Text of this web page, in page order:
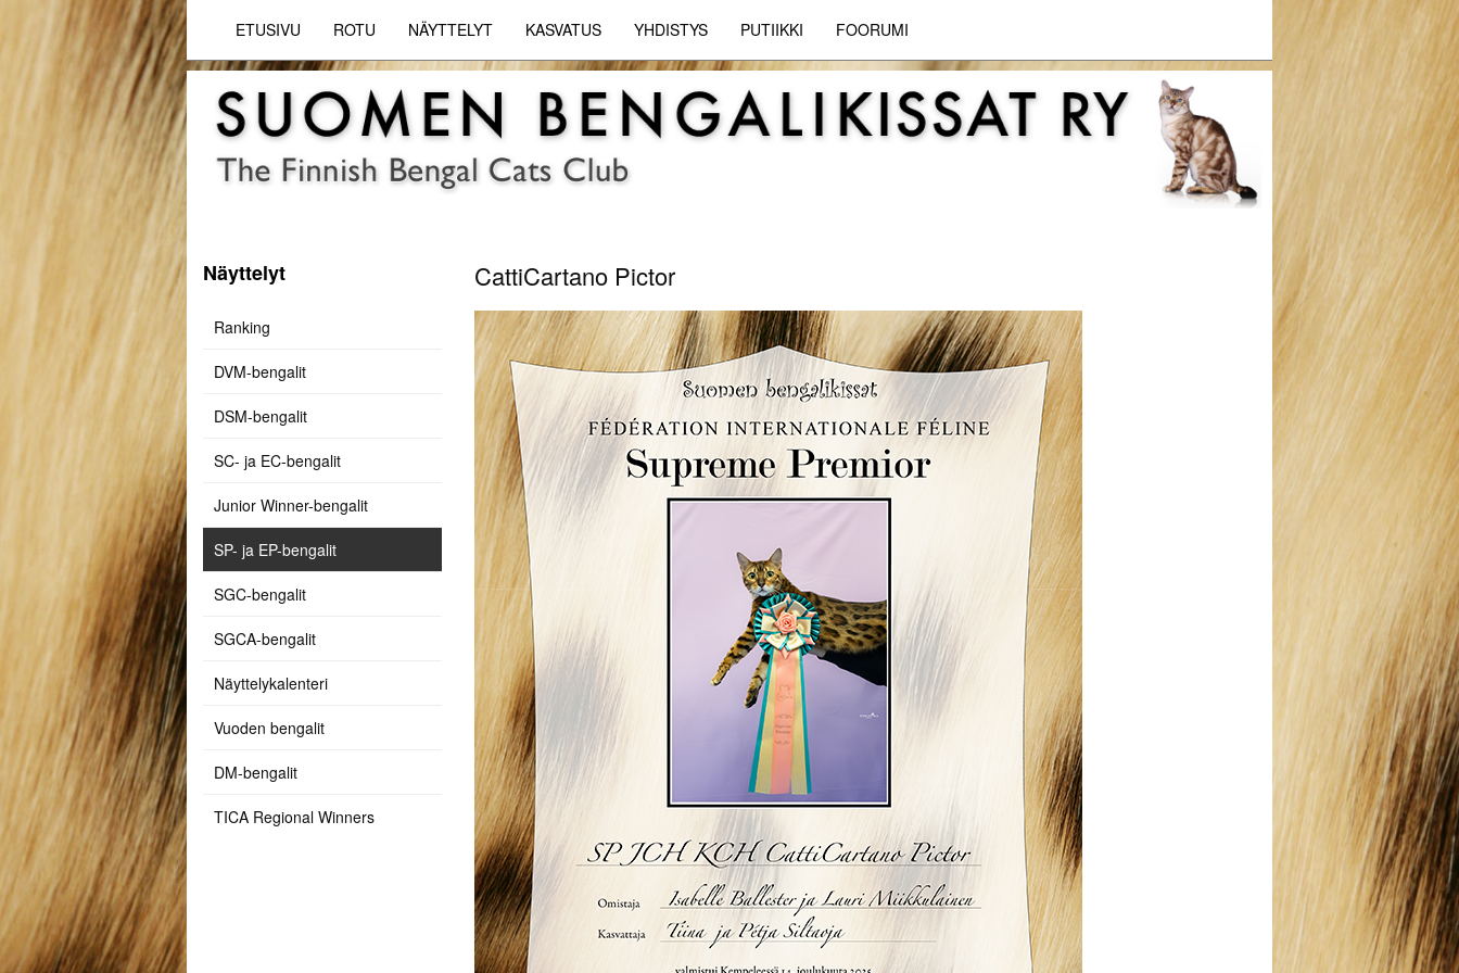
ETUSIVU ROTU NÄYTTELYT KASVATUS YHDISTYS PUTIIKKI FOORUMI
CattiCartano Pictor
Näyttelyt
Ranking
DVM-bengalit
DSM-bengalit
SC- ja EC-bengalit
Junior Winner-bengalit
SP- ja EP-bengalit
SGC-bengalit
SGCA-bengalit
Näyttelykalenteri
Vuoden bengalit
DM-bengalit
TICA Regional Winners